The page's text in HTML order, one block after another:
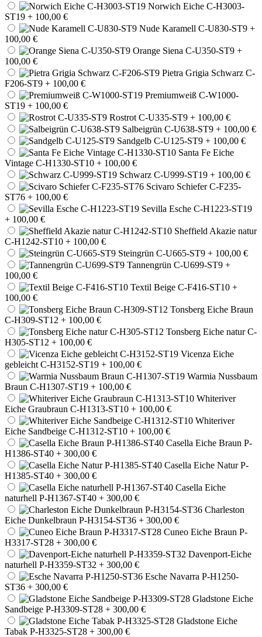
Norwich Eiche C-H3003-
ST19 + 100,00 €
Nude Karamell C-U830-ST9 +
100,00 €
Orange Siena C-U350-ST9 +
100,00 €
Pietra Grigia Schwarz C-
F206-ST9 + 100,00 €
Premiumweiß C-W1000-
ST19 + 100,00 €
Rostrot C-U335-ST9 + 100,00 €
Salbeigrün C-U638-ST9 + 100,00 €
Sandgelb C-U125-ST9 + 100,00 €
Santa Fe Eiche
Vintage C-H1330-ST10 + 100,00 €
Schwarz C-U999-ST19 + 100,00 €
Scivaro Schiefer C-F235-
ST76 + 100,00 €
Sevilla Esche C-H1223-ST19
+ 100,00 €
Sheffield Akazie natur
C-H1242-ST10 + 100,00 €
Steingrün C-U665-ST9 + 100,00 €
Tannengrün C-U699-ST9 +
100,00 €
Textil Beige C-F416-ST10 +
100,00 €
Tonsberg Eiche Braun
C-H309-ST12 + 100,00 €
Tonsberg Eiche natur C-
H305-ST12 + 100,00 €
Vicenza Eiche
gebleicht C-H3152-ST19 + 100,00 €
Warmia Nussbaum
Braun C-H1307-ST19 + 100,00 €
Whiteriver
Eiche Graubraun C-H1313-ST10 + 100,00 €
Whiteriver
Eiche Sandbeige C-H1312-ST10 + 100,00 €
Casella Eiche Braun P-
H1386-ST40 + 300,00 €
Casella Eiche Natur P-
H1385-ST40 + 300,00 €
Casella Eiche
naturhell P-H1367-ST40 + 300,00 €
Charleston
Eiche Dunkelbraun P-H3154-ST36 + 300,00 €
Cuneo Eiche Braun P-
H3317-ST28 + 300,00 €
Davenport-Eiche
naturhell P-H3359-ST32 + 300,00 €
Esche Navarra P-H1250-
ST36 + 300,00 €
Gladstone Eiche
Sandbeige P-H3309-ST28 + 300,00 €
Gladstone Eiche
Tabak P-H3325-ST28 + 300,00 €